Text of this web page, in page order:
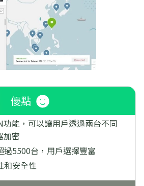
優點
功能，可以讓用戶透過兩台不同
加密
過5500台，用戶選擇豐富
和安全性